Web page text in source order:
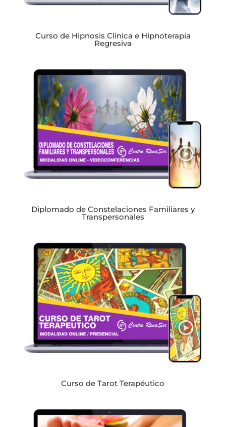
Curso de Hipnosis Clínica e Hipnoterapia
Regresiva
Diplomado de Constelaciones Familiares y
Transpersonales
Curso de Tarot Terapéutico